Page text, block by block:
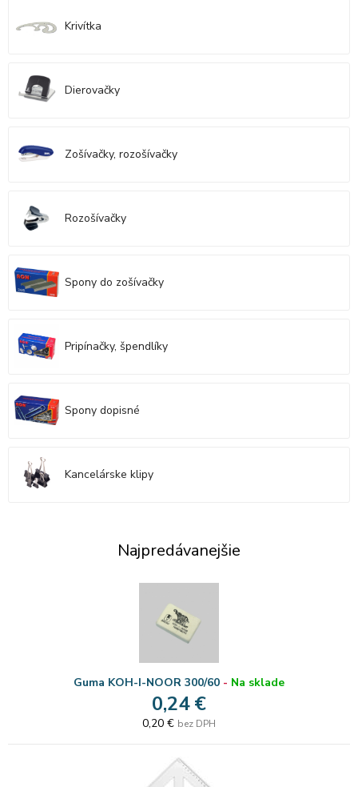
Krivítka
Dierovačky
Zošívačky, rozošívačky
Rozošívačky
Spony do zošívačky
Pripínačky, špendlíky
Spony dopisné
Kancelárske klipy
Najpredávanejšie
Guma KOH-I-NOOR 300/60 - Na sklade
0,24 €
0,20 € bez DPH